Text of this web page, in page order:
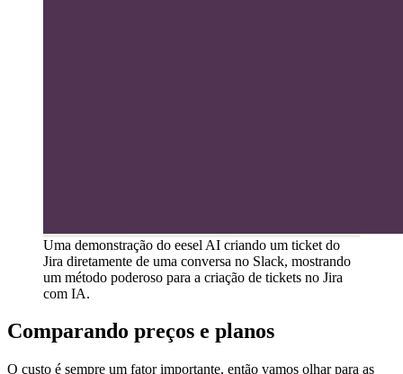
Uma demonstração do eesel AI criando um ticket do
Jira diretamente de uma conversa no Slack, mostrando
um método poderoso para a criação de tickets no Jira
com IA.
Comparando preços e planos
O custo é sempre um fator importante, então vamos olhar para as